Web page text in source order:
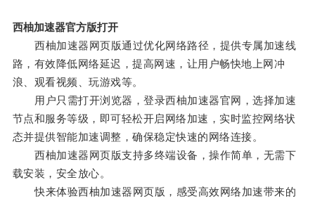
西柚加速器官方版打开
西柚加速器网页版通过优化网络路径，提供专属加速线
路，有效降低网络延迟，提高网速，让用户畅快地上网冲
浪、观看视频、玩游戏等。
用户只需打开浏览器，登录西柚加速器官网，选择加速
节点和服务等级，即可轻松开启网络加速，实时监控网络状
态并提供智能加速调整，确保稳定快速的网络连接。
西柚加速器网页版支持多终端设备，操作简单，无需下
载安装，安全放心。
快来体验西柚加速器网页版，感受高效网络加速带来的